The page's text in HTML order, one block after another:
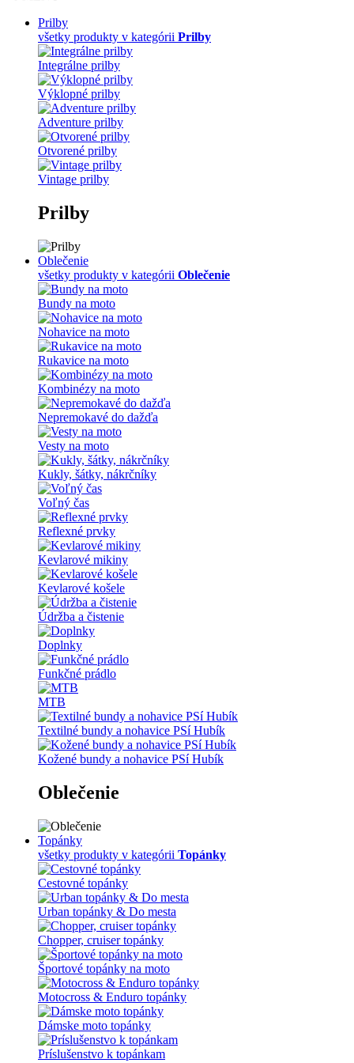
Prilby
všetky produkty v kategórii Prilby
Integrálne prilby
Výklopné prilby
Adventure prilby
Otvorené prilby
Vintage prilby
Prilby
Oblečenie
všetky produkty v kategórii Oblečenie
Bundy na moto
Nohavice na moto
Rukavice na moto
Kombinézy na moto
Nepremokavé do dažďa
Vesty na moto
Kukly, šátky, nákrčníky
Voľný čas
Reflexné prvky
Kevlarové mikiny
Kevlarové košele
Údržba a čistenie
Doplnky
Funkčné prádlo
MTB
Textilné bundy a nohavice PSí Hubík
Kožené bundy a nohavice PSí Hubík
Oblečenie
Topánky
všetky produkty v kategórii Topánky
Cestovné topánky
Urban topánky & Do mesta
Chopper, cruiser topánky
Športové topánky na moto
Motocross & Enduro topánky
Dámske moto topánky
Príslušenstvo k topánkam